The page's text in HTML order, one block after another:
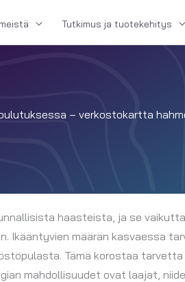
Tutkimus ja tuotekehitys
– verkostokartta
haasteista, ja se
Ikääntyvien määrän kasvaessa
Tämä korostaa
mahdollisuudet ovat laajat,